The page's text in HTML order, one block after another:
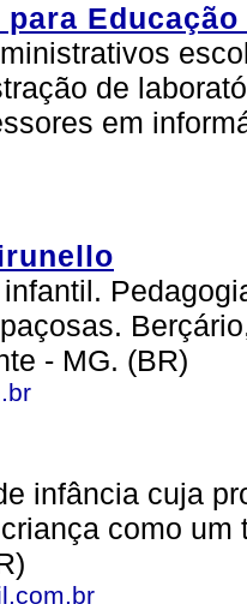
de
em
- MG. (BR)
infância cuja
como um